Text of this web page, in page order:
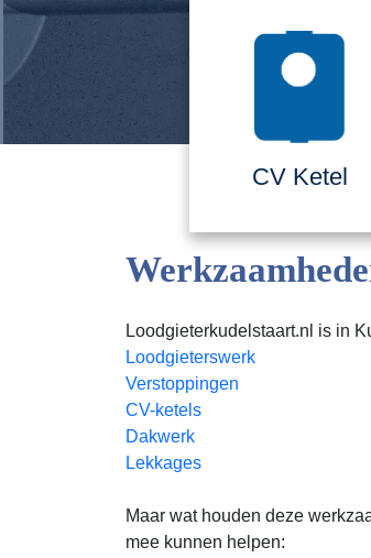
CV Ketel
Loodgieterkudelstaart.nl is in
Loodgieterswerk
Verstoppingen
CV-ketels
Dakwerk
Lekkages
Maar wat houden deze
mee kunnen helpen: